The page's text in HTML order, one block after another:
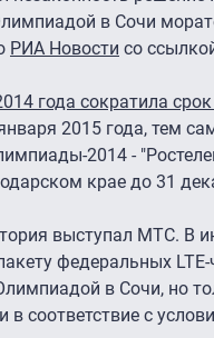
в Сочи
РИА Новости со
года сократила
2015 года, тем
2014 -
крае до 31
выступал МТС. В
федеральных
в Сочи, но
в соответствие с